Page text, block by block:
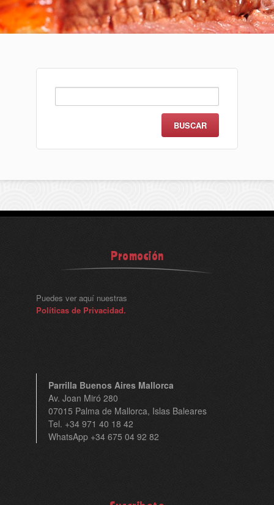
Promoción
Puedes ver aquí nuestras
Políticas de Privacidad.
Parrilla Buenos Aires Mallorca
Av. Joan Miró 280
07015 Palma de Mallorca, Islas Baleares
Tel. +34 971 40 18 42
WhatsApp +34 675 04 92 82